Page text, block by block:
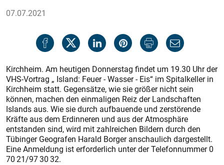
07.07.2021
Kirchheim. Am heutigen Donnerstag findet um 19.30 Uhr der
VHS-Vortrag „ Island: Feuer - Wasser - Eis“ im Spitalkeller in
Kirchheim statt. Gegensätze, wie sie größer nicht sein
können, machen den einmaligen Reiz der Landschaften
Islands aus. Wie sie durch aufbauende und zerstörende
Kräfte aus dem Erdinneren und aus der Atmosphäre
entstanden sind, wird mit zahlreichen Bildern durch den
Tübinger Geografen Harald Borger anschaulich dargestellt.
Eine Anmeldung ist erforderlich unter der Telefonnummer 0
70 21/97 30 32.